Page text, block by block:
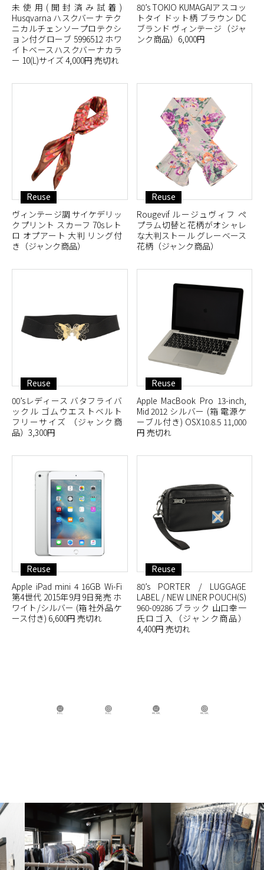
未使用(開封済み試着)
Husqvarna ハスクバーナ テク
ニカルチェンソープロテクシ
ョン付グローブ 5996512 ホワ
イトベースハスクバーナカラ
ー 10(L)サイズ 4,000円 売切れ
80’s TOKIO KUMAGAIアスコッ
トタイ ドット柄 ブラウン DC
ブランド ヴィンテージ（ジャ
ンク商品）6,000円
Reuse
ヴィンテージ調 サイケデリッ
クプリント スカーフ 70sレト
ロ オプアート 大判 リング付
き（ジャンク商品）
Reuse
Rougevif ルージュヴィフ ペ
プラム切替と花柄がオシャレ
な大判ストール グレーベース
花柄（ジャンク商品）
Reuse
00’sレディース バタフライバ
ックル ゴムウエストベルト
フリーサイズ （ジャンク商
品）3,300円
Reuse
Apple MacBook Pro 13-inch,
Mid 2012 シルバー (箱 電源ケ
ーブル付き) OSX10.8.5 11,000
円 売切れ
Reuse
Apple iPad mini 4 16GB Wi-Fi
第4世代 2015年9月9日発売 ホ
ワイト/シルバー (箱 社外品ケ
ース付き) 6,600円 売切れ
Reuse
80’s PORTER / LUGGAGE
LABEL / NEW LINER POUCH(S)
960-09286 ブラック 山口幸一
氏ロゴ入（ジャンク商品）
4,400円 売切れ
B.B.L Store BBL GIRL Store